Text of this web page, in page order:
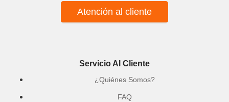
Atención al cliente
Servicio Al Cliente
¿Quiénes Somos?
FAQ